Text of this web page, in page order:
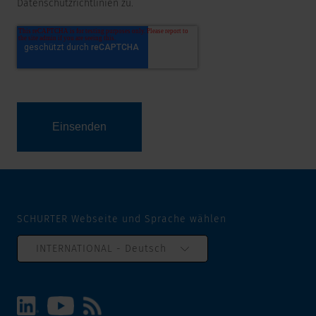
Datenschutzrichtlinien zu.
SCHURTER Webseite und Sprache wählen
INTERNATIONAL - Deutsch